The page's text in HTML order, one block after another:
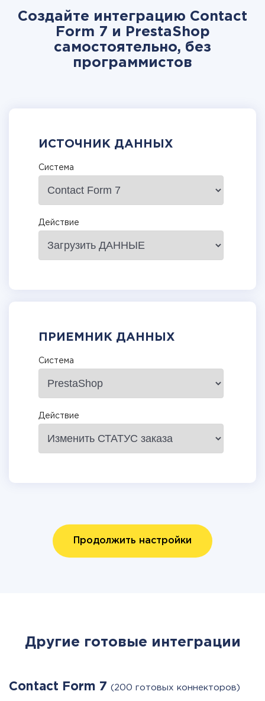
Создайте интеграцию Contact
Form 7 и PrestaShop
самостоятельно, без
программистов
ИСТОЧНИК ДАННЫХ
Система
Действие
ПРИЕМНИК ДАННЫХ
Система
Действие
Продолжить настройки
Другие готовые интеграции
Contact Form 7 (200 готовых коннекторов)